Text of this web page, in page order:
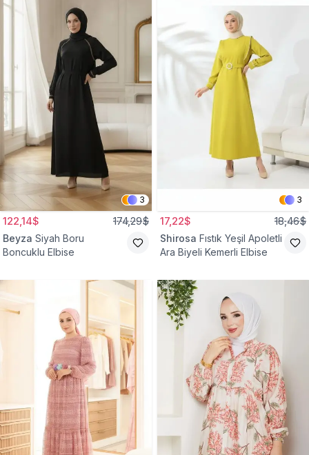
3
122,14$ 174,29$
Beyza Siyah Boru
Boncuklu Elbise
3
17,22$ 18,46$
Shirosa Fıstık Yeşil Apoletli
Ara Biyeli Kemerli Elbise